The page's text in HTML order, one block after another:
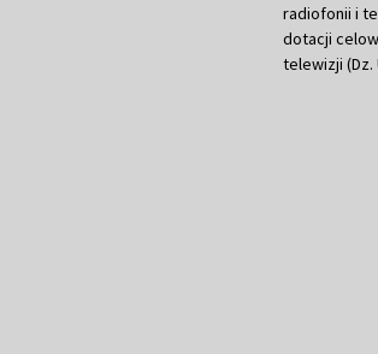
radiofonii i
dotacji
telewizji (Dz.